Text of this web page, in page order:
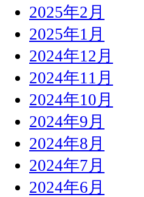
2025年2月
2025年1月
2024年12月
2024年11月
2024年10月
2024年9月
2024年8月
2024年7月
2024年6月